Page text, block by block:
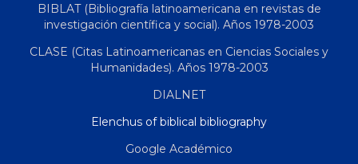
BIBLAT (Bibliografía latinoamericana en revistas de
investigación científica y social). Años 1978-2003
CLASE (Citas Latinoamericanas en Ciencias Sociales y
Humanidades). Años 1978-2003
DIALNET
Elenchus of biblical bibliography
Google Académico